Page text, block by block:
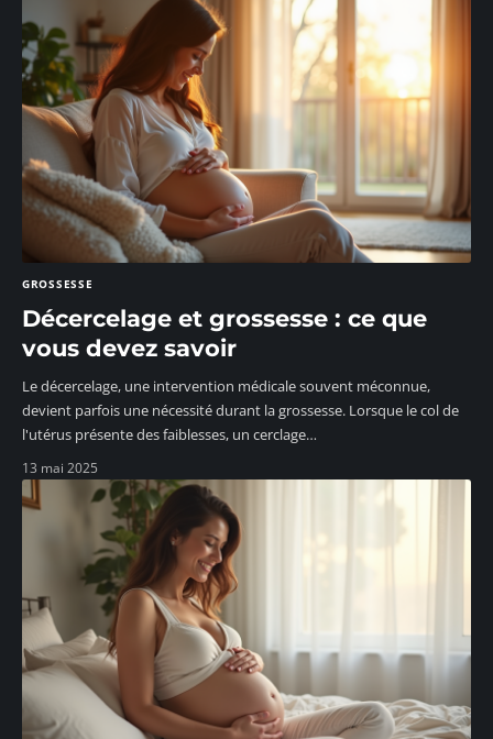
GROSSESSE
Décercelage et grossesse : ce que
vous devez savoir
Le décercelage, une intervention médicale souvent méconnue,
devient parfois une nécessité durant la grossesse. Lorsque le col de
l'utérus présente des faiblesses, un cerclage…
13 mai 2025